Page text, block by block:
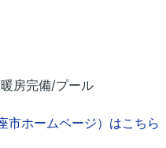
房完備/プール
市ホームページ）はこちら